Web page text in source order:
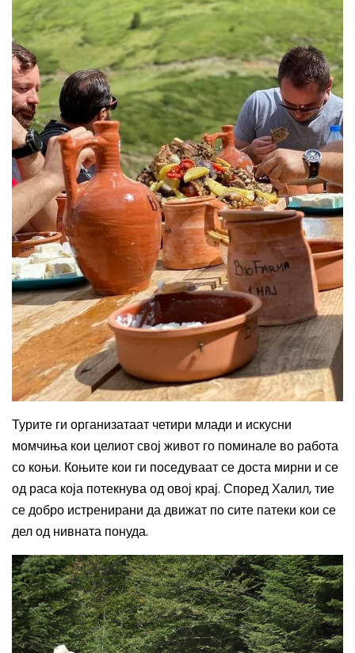
Турите ги организатаат четири млади и искусни
момчиња кои целиот свој живот го поминале во работа
со коњи. Коњите кои ги поседуваат се доста мирни и се
од раса која потекнува од овој крај. Според Халил, тие
се добро истренирани да движат по сите патеки кои се
дел од нивната понуда.